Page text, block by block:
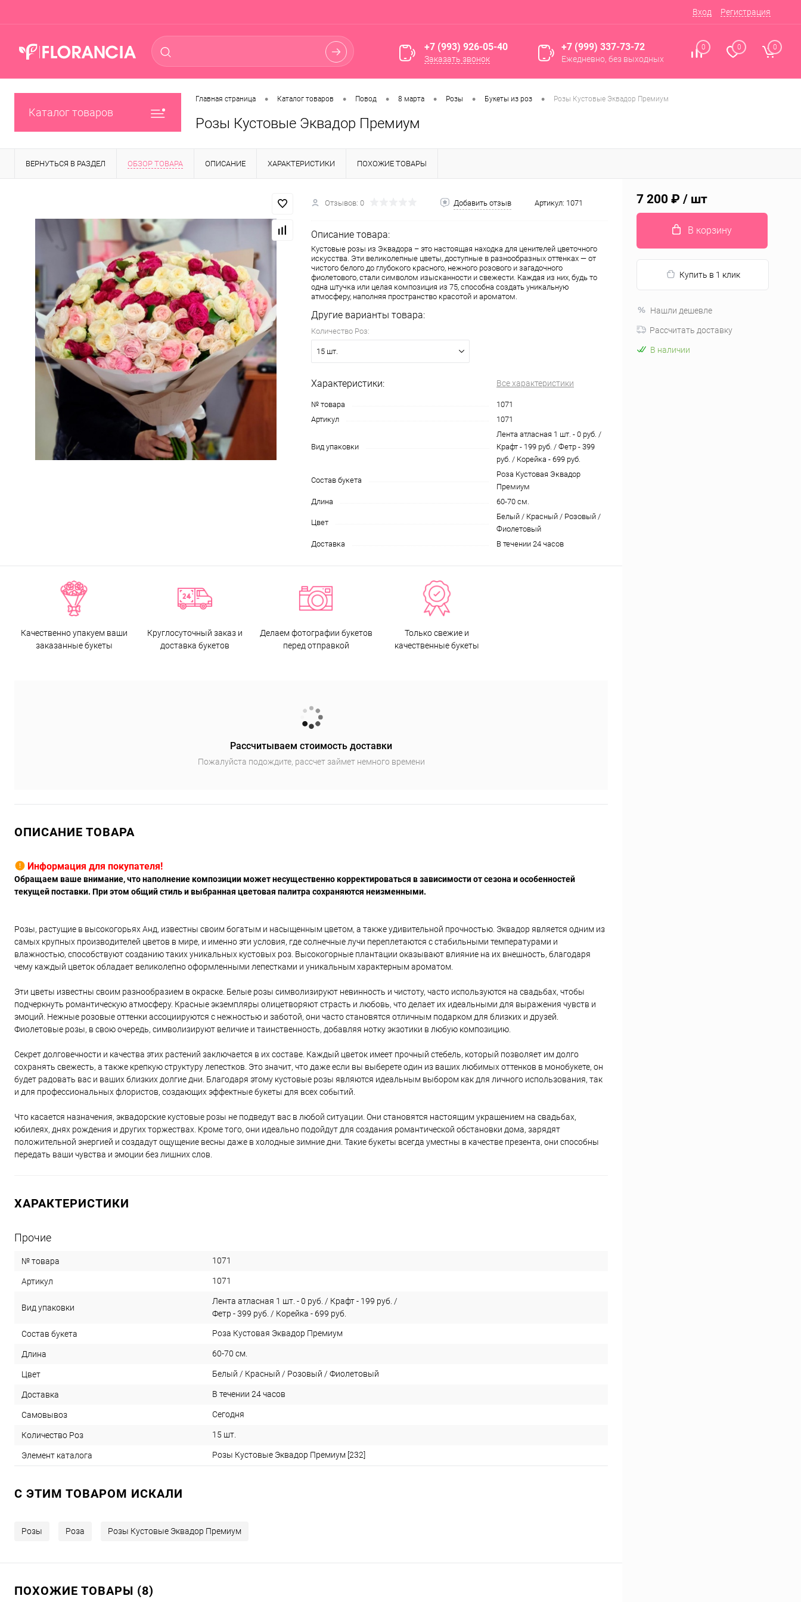
Вход Регистрация
+7 (993) 926-05-40
Заказать звонок
+7 (999) 337-73-72
Ежедневно, без выходных
0 0 0
Каталог товаров
Главная страница • Каталог товаров • Повод • 8 марта • Розы • Букеты из роз • Розы Кустовые Эквадор Премиум
Розы Кустовые Эквадор Премиум
ВЕРНУТЬСЯ В РАЗДЕЛ ОБЗОР ТОВАРА ОПИСАНИЕ ХАРАКТЕРИСТИКИ ПОХОЖИЕ ТОВАРЫ
Отзывов: 0 Добавить отзыв Артикул: 1071
Описание товара:
Кустовые розы из Эквадора – это настоящая находка для ценителей цветочного
искусства. Эти великолепные цветы, доступные в разнообразных оттенках — от
чистого белого до глубокого красного, нежного розового и загадочного
фиолетового, стали символом изысканности и свежести. Каждая из них, будь то
одна штучка или целая композиция из 75, способна создать уникальную
атмосферу, наполняя пространство красотой и ароматом.
Другие варианты товара:
Количество Роз:
15 шт.
Характеристики: Все характеристики
№ товара
1071
Артикул
1071
Вид упаковки
Лента атласная 1 шт. - 0 руб. /
Крафт - 199 руб. / Фетр - 399
руб. / Корейка - 699 руб.
Состав букета
Роза Кустовая Эквадор
Премиум
Длина
60-70 см.
Цвет
Белый / Красный / Розовый /
Фиолетовый
Доставка
В течении 24 часов
Качественно упакуем ваши
заказанные букеты
Круглосуточный заказ и
доставка букетов
Делаем фотографии букетов
перед отправкой
Только свежие и
качественные букеты
Рассчитываем стоимость доставки
Пожалуйста подождите, рассчет займет немного времени
ОПИСАНИЕ ТОВАРА
Информация для покупателя!
Обращаем ваше внимание, что наполнение композиции может несущественно корректироваться в зависимости от сезона и особенностей
текущей поставки. При этом общий стиль и выбранная цветовая палитра сохраняются неизменными.
Розы, растущие в высокогорьях Анд, известны своим богатым и насыщенным цветом, а также удивительной прочностью. Эквадор является одним из
самых крупных производителей цветов в мире, и именно эти условия, где солнечные лучи переплетаются с стабильными температурами и
влажностью, способствуют созданию таких уникальных кустовых роз. Высокогорные плантации оказывают влияние на их внешность, благодаря
чему каждый цветок обладает великолепно оформленными лепестками и уникальным характерным ароматом.
Эти цветы известны своим разнообразием в окраске. Белые розы символизируют невинность и чистоту, часто используются на свадьбах, чтобы
подчеркнуть романтическую атмосферу. Красные экземпляры олицетворяют страсть и любовь, что делает их идеальными для выражения чувств и
эмоций. Нежные розовые оттенки ассоциируются с нежностью и заботой, они часто становятся отличным подарком для близких и друзей.
Фиолетовые розы, в свою очередь, символизируют величие и таинственность, добавляя нотку экзотики в любую композицию.
Секрет долговечности и качества этих растений заключается в их составе. Каждый цветок имеет прочный стебель, который позволяет им долго
сохранять свежесть, а также крепкую структуру лепестков. Это значит, что даже если вы выберете один из ваших любимых оттенков в монобукете, он
будет радовать вас и ваших близких долгие дни. Благодаря этому кустовые розы являются идеальным выбором как для личного использования, так
и для профессиональных флористов, создающих эффектные букеты для всех событий.
Что касается назначения, эквадорские кустовые розы не подведут вас в любой ситуации. Они становятся настоящим украшением на свадьбах,
юбилеях, днях рождения и других торжествах. Кроме того, они идеально подойдут для создания романтической обстановки дома, зарядят
положительной энергией и создадут ощущение весны даже в холодные зимние дни. Такие букеты всегда уместны в качестве презента, они способны
передать ваши чувства и эмоции без лишних слов.
ХАРАКТЕРИСТИКИ
Прочие
№ товара 1071
Артикул 1071
Вид упаковки
Лента атласная 1 шт. - 0 руб. / Крафт - 199 руб. /
Фетр - 399 руб. / Корейка - 699 руб.
Состав букета Роза Кустовая Эквадор Премиум
Длина 60-70 см.
Цвет Белый / Красный / Розовый / Фиолетовый
Доставка В течении 24 часов
Самовывоз Сегодня
Количество Роз 15 шт.
Элемент каталога Розы Кустовые Эквадор Премиум [232]
C ЭТИМ ТОВАРОМ ИСКАЛИ
Розы Роза Розы Кустовые Эквадор Премиум
ПОХОЖИЕ ТОВАРЫ (8)
7 200 ₽ / шт
В корзину
Купить в 1 клик
Нашли дешевле
Рассчитать доставку
В наличии